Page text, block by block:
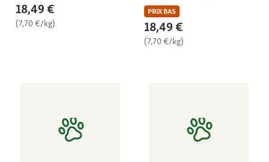
18,49 €
(7,70 €/kg)
PRIX BAS
18,49 €
(7,70 €/kg)